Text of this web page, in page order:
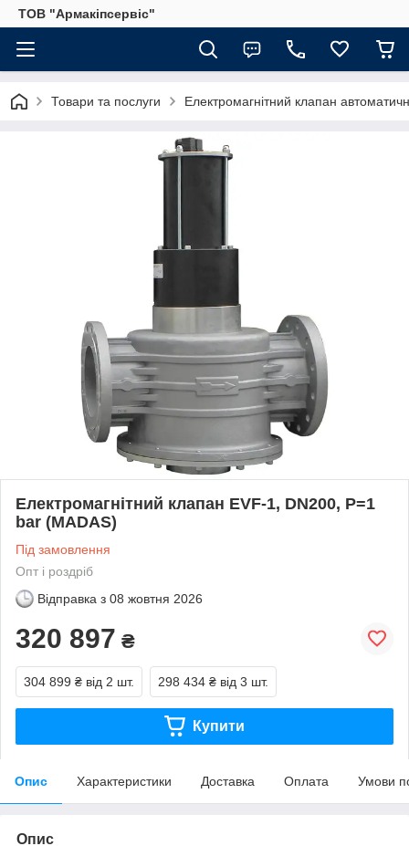
ТОВ "Армакіпсервіс"
Товари та послуги Електромагнітний клапан
Електромагнітний клапан EVF-1, DN200, P=1
bar (MADAS)
Під замовлення
Опт і роздріб
Відправка з 08 жовтня 2026
320 897 ₴
304 899 ₴ від 2 шт. 298 434 ₴ від 3 шт.
Купити
Опис Характеристики Доставка Оплата Умови
Опис